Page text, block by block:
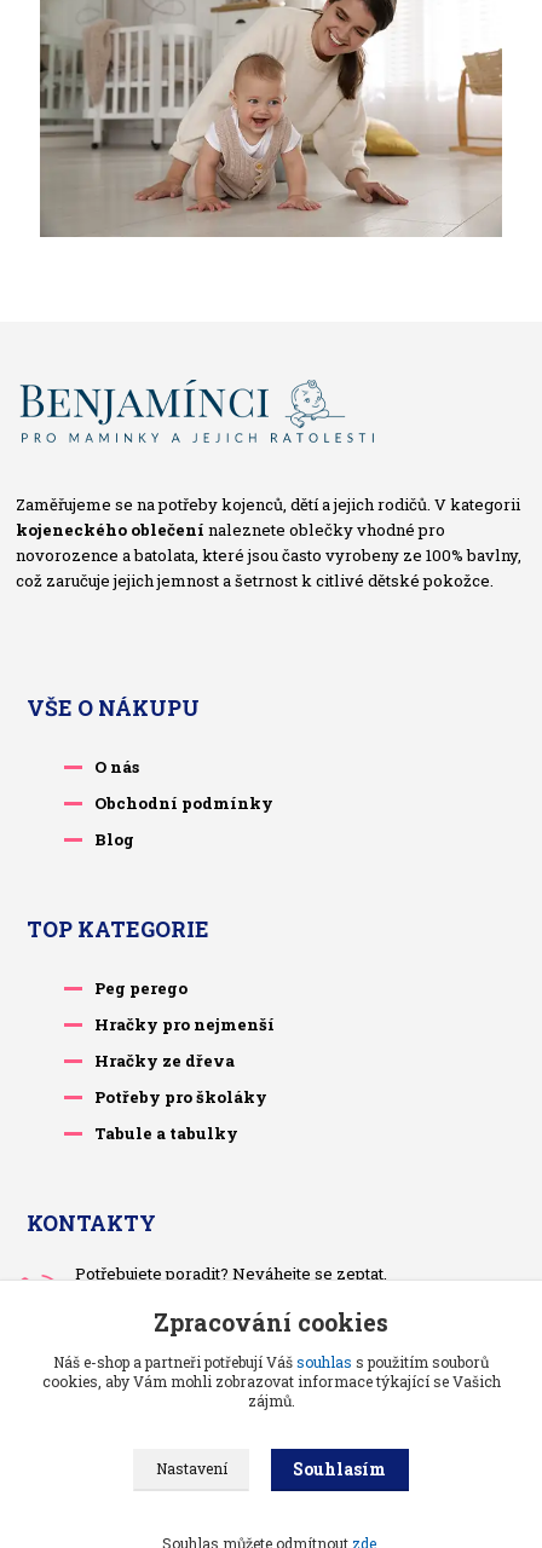
Zaměřujeme se na potřeby kojenců, dětí a jejich rodičů. V kategorii
kojeneckého oblečení naleznete oblečky vhodné pro
novorozence a batolata, které jsou často vyrobeny ze 100% bavlny,
což zaručuje jejich jemnost a šetrnost k citlivé dětské pokožce.
VŠE O NÁKUPU
O nás
Obchodní podmínky
Blog
TOP KATEGORIE
Peg perego
Hračky pro nejmenší
Hračky ze dřeva
Potřeby pro školáky
Tabule a tabulky
KONTAKTY
Potřebujete poradit? Neváhejte se zeptat.
Po-čt, po 13 hodině
pietrasova.p@seznam.cz
Vše pro děti a kojence // Grafika a kódování
Zpracování cookies
Náš e-shop a partneři potřebují Vášsouhlas s použitím souborů
cookies, aby Vám mohli zobrazovat informace týkající se Vašich
zájmů.
Nastavení Souhlasím
Souhlas můžete odmítnout zde